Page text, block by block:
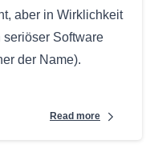
aber in Wirklichkeit
seriöser Software
der Name).
Read more